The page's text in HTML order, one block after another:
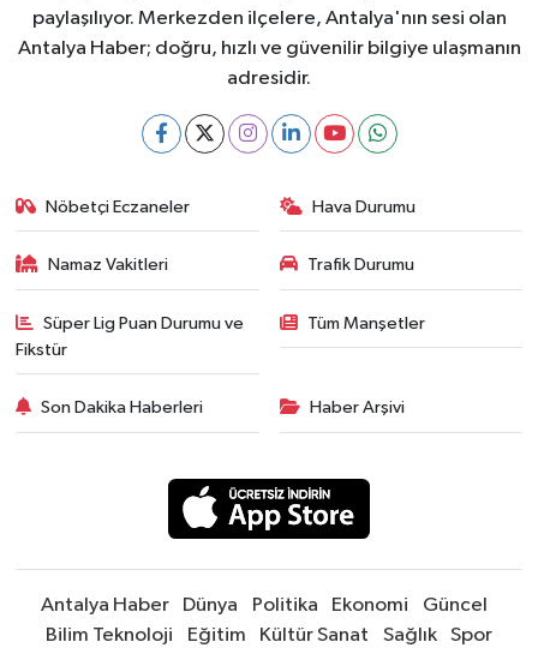
paylaşılıyor. Merkezden ilçelere, Antalya'nın sesi olan
Antalya Haber; doğru, hızlı ve güvenilir bilgiye ulaşmanın
adresidir.
Nöbetçi Eczaneler Hava Durumu
Namaz Vakitleri Trafik Durumu
Süper Lig Puan Durumu ve
Fikstür
Tüm Manşetler
Son Dakika Haberleri Haber Arşivi
Antalya Haber Dünya Politika Ekonomi
Güncel
Bilim Teknoloji
Eğitim Kültür Sanat Sağlık Spor